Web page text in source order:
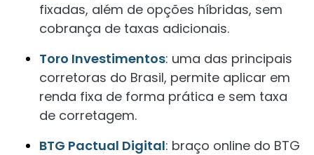
fixadas, além de opções híbridas, sem
cobrança de taxas adicionais.
Toro Investimentos: uma das principais
corretoras do Brasil, permite aplicar em
renda fixa de forma prática e sem taxa
de corretagem.
BTG Pactual Digital: braço online do BTG